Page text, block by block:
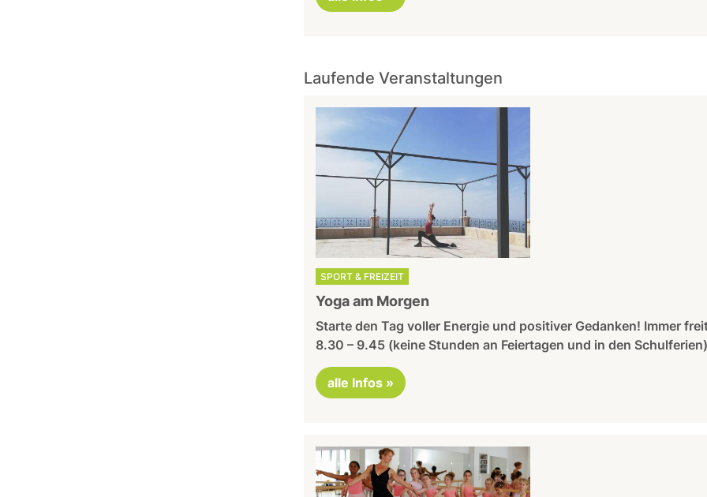
Laufende Veranstaltungen
SPORT & FREIZEIT
Yoga am Morgen
Starte den Tag voller Energie und positiver Gedanken! Immer
8.30 – 9.45 (keine Stunden an Feiertagen und in den
alle Infos »